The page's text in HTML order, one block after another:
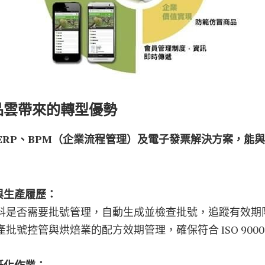
帶來的轉型優勢
、BPM（企業流程管理）及電子發票解決方案，能
產履歷：
否需要批號管理，自動生成並檢查批號，追蹤有效期
批號控管與烘焙業的配方效期管理，確保符合 ISO